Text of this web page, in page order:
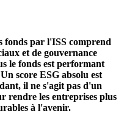
fonds par l'ISS comprend
et de gouvernance
le fonds est performant
score ESG absolu est
il ne s'agit pas d'un
rendre les entreprises plus
à l'avenir.